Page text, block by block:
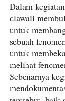
Dalam
diawali
untuk
sebuah
untuk
melihat
Sebenarnya